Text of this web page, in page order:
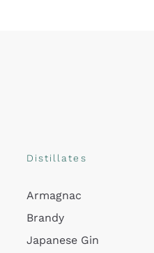
Distillates
Armagnac
Brandy
Japanese Gin